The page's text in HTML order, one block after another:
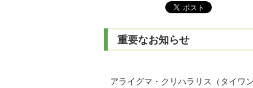
重要なお知らせ
アライグマ・クリハラリス（タイワ